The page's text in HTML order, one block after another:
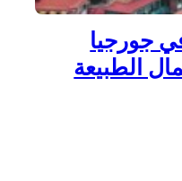
جورجيا
الطبيعة